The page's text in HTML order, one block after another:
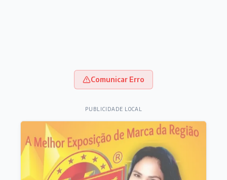
Comunicar Erro
PUBLICIDADE LOCAL